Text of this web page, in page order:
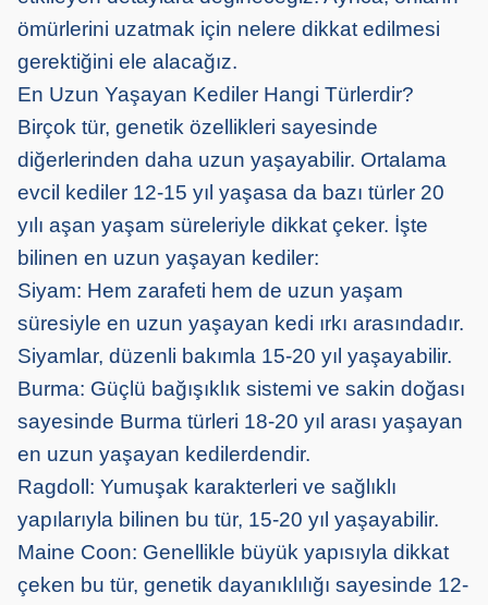
ömürlerini uzatmak için nelere dikkat edilmesi
gerektiğini ele alacağız.
En Uzun Yaşayan Kediler Hangi Türlerdir?
Birçok tür, genetik özellikleri sayesinde
diğerlerinden daha uzun yaşayabilir. Ortalama
evcil kediler 12-15 yıl yaşasa da bazı türler 20
yılı aşan yaşam süreleriyle dikkat çeker. İşte
bilinen en uzun yaşayan kediler:
Siyam: Hem zarafeti hem de uzun yaşam
süresiyle en uzun yaşayan kedi ırkı arasındadır.
Siyamlar, düzenli bakımla 15-20 yıl yaşayabilir.
Burma: Güçlü bağışıklık sistemi ve sakin doğası
sayesinde Burma türleri 18-20 yıl arası yaşayan
en uzun yaşayan kedilerdendir.
Ragdoll: Yumuşak karakterleri ve sağlıklı
yapılarıyla bilinen bu tür, 15-20 yıl yaşayabilir.
Maine Coon: Genellikle büyük yapısıyla dikkat
çeken bu tür, genetik dayanıklılığı sayesinde 12-